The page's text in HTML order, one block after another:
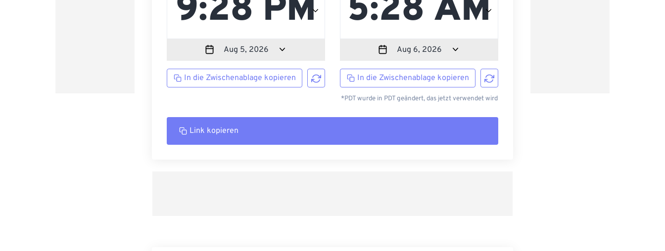
In die Zwischenablage kopieren In die Zwischenablage kopieren
*PDT wurde in PDT geändert, das jetzt verwendet wird
Link kopieren